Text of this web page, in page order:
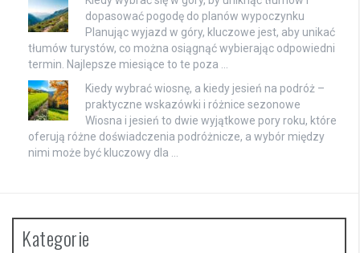
dopasować pogodę do planów wypoczynku
Planując wyjazd w góry, kluczowe jest, aby unikać
tłumów turystów, co można osiągnąć wybierając odpowiedni
termin. Najlepsze miesiące to te poza …
Kiedy wybrać wiosnę, a kiedy jesień na podróż –
praktyczne wskazówki i różnice sezonowe
Wiosna i jesień to dwie wyjątkowe pory roku, które
oferują różne doświadczenia podróżnicze, a wybór między
nimi może być kluczowy dla …
Kategorie